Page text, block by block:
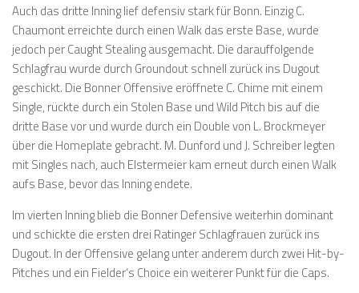
Auch das dritte Inning lief defensiv stark für Bonn. Einzig C.
Chaumont erreichte durch einen Walk das erste Base, wurde
jedoch per Caught Stealing ausgemacht. Die darauffolgende
Schlagfrau wurde durch Groundout schnell zurück ins Dugout
geschickt. Die Bonner Offensive eröffnete C. Chime mit einem
Single, rückte durch ein Stolen Base und Wild Pitch bis auf die
dritte Base vor und wurde durch ein Double von L. Brockmeyer
über die Homeplate gebracht. M. Dunford und J. Schreiber legten
mit Singles nach, auch Elstermeier kam erneut durch einen Walk
aufs Base, bevor das Inning endete.
Im vierten Inning blieb die Bonner Defensive weiterhin dominant
und schickte die ersten drei Ratinger Schlagfrauen zurück ins
Dugout. In der Offensive gelang unter anderem durch zwei Hit-by-
Pitches und ein Fielder’s Choice ein weiterer Punkt für die Caps.